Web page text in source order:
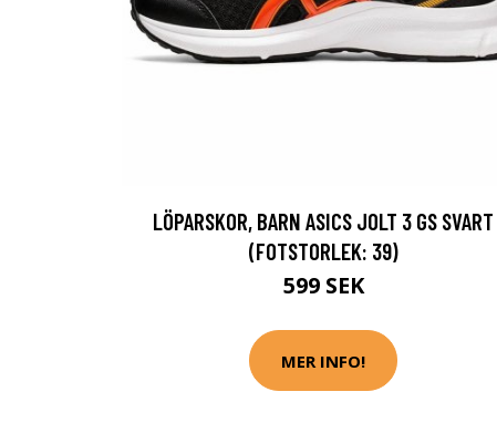
LÖPARSKOR, BARN ASICS JOLT 3 GS SVART
(FOTSTORLEK: 39)
599 SEK
MER INFO!